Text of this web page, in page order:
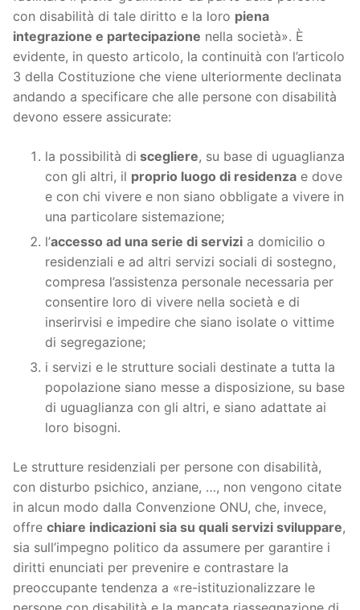
con disabilità di tale diritto e la loro piena
integrazione e partecipazione nella società». È
evidente, in questo articolo, la continuità con l’articolo
3 della Costituzione che viene ulteriormente declinata
andando a specificare che alle persone con disabilità
devono essere assicurate:
la possibilità di scegliere, su base di uguaglianza
con gli altri, il proprio luogo di residenza e dove
e con chi vivere e non siano obbligate a vivere in
una particolare sistemazione;
l’accesso ad una serie di servizi a domicilio o
residenziali e ad altri servizi sociali di sostegno,
compresa l’assistenza personale necessaria per
consentire loro di vivere nella società e di
inserirvisi e impedire che siano isolate o vittime
di segregazione;
i servizi e le strutture sociali destinate a tutta la
popolazione siano messe a disposizione, su base
di uguaglianza con gli altri, e siano adattate ai
loro bisogni.
Le strutture residenziali per persone con disabilità,
con disturbo psichico, anziane, …, non vengono citate
in alcun modo dalla Convenzione ONU, che, invece,
offre chiare indicazioni sia su quali servizi sviluppare,
sia sull’impegno politico da assumere per garantire i
diritti enunciati per prevenire e contrastare la
preoccupante tendenza a «re-istituzionalizzare le